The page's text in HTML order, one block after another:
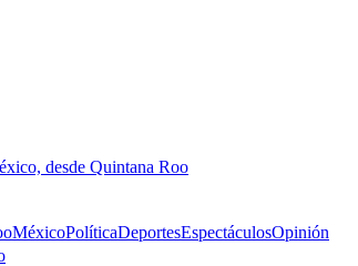
desde Quintana Roo
MéxicoPolíticaDeportesEspectáculosOpinión